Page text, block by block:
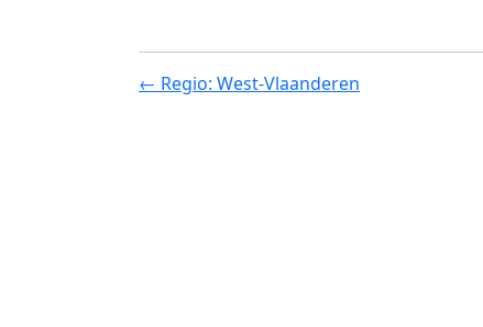
← Regio: West-Vlaanderen